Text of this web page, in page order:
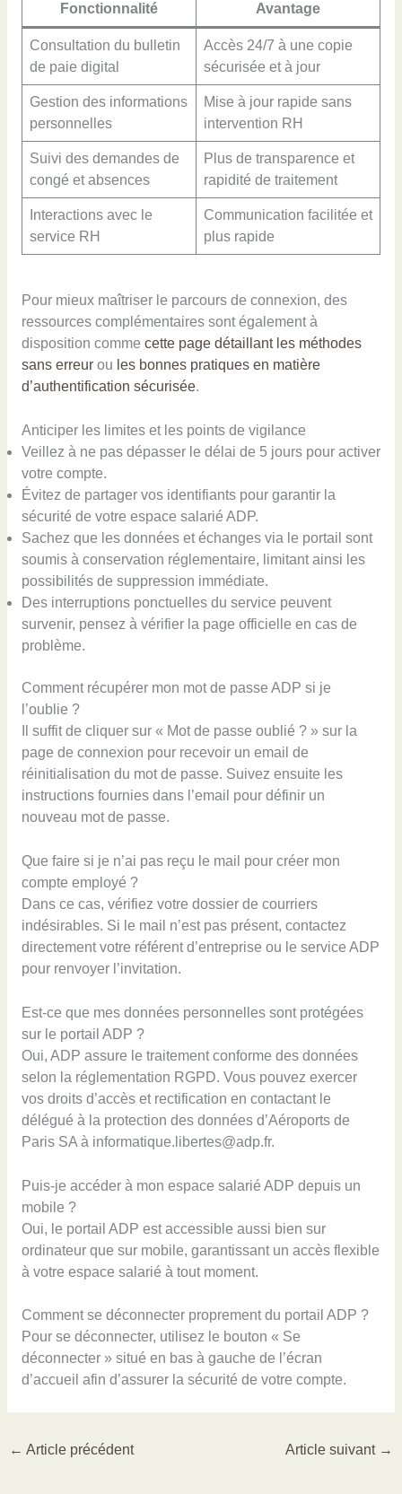
Fonctionnalité Avantage
Consultation du bulletin
de paie digital
Accès 24/7 à une copie
sécurisée et à jour
Gestion des informations
personnelles
Mise à jour rapide sans
intervention RH
Suivi des demandes de
congé et absences
Plus de transparence et
rapidité de traitement
Interactions avec le
service RH
Communication facilitée et
plus rapide
Pour mieux maîtriser le parcours de connexion, des
ressources complémentaires sont également à
disposition comme cette page détaillant les méthodes
sans erreurou les bonnes pratiques en matière
d’authentification sécurisée.
Anticiper les limites et les points de vigilance
Veillez à ne pas dépasser le délai de 5 jours pour activer
votre compte.
Évitez de partager vos identifiants pour garantir la
sécurité de votre espace salarié ADP.
Sachez que les données et échanges via le portail sont
soumis à conservation réglementaire, limitant ainsi les
possibilités de suppression immédiate.
Des interruptions ponctuelles du service peuvent
survenir, pensez à vérifier la page officielle en cas de
problème.
Comment récupérer mon mot de passe ADP si je
l’oublie ?
Il suffit de cliquer sur « Mot de passe oublié ? » sur la
page de connexion pour recevoir un email de
réinitialisation du mot de passe. Suivez ensuite les
instructions fournies dans l’email pour définir un
nouveau mot de passe.
Que faire si je n’ai pas reçu le mail pour créer mon
compte employé ?
Dans ce cas, vérifiez votre dossier de courriers
indésirables. Si le mail n’est pas présent, contactez
directement votre référent d’entreprise ou le service ADP
pour renvoyer l’invitation.
Est-ce que mes données personnelles sont protégées
sur le portail ADP ?
Oui, ADP assure le traitement conforme des données
selon la réglementation RGPD. Vous pouvez exercer
vos droits d’accès et rectification en contactant le
délégué à la protection des données d’Aéroports de
Paris SA à informatique.libertes@adp.fr.
Puis-je accéder à mon espace salarié ADP depuis un
mobile ?
Oui, le portail ADP est accessible aussi bien sur
ordinateur que sur mobile, garantissant un accès flexible
à votre espace salarié à tout moment.
Comment se déconnecter proprement du portail ADP ?
Pour se déconnecter, utilisez le bouton « Se
déconnecter » situé en bas à gauche de l’écran
d’accueil afin d’assurer la sécurité de votre compte.
← Article précédent Article suivant →